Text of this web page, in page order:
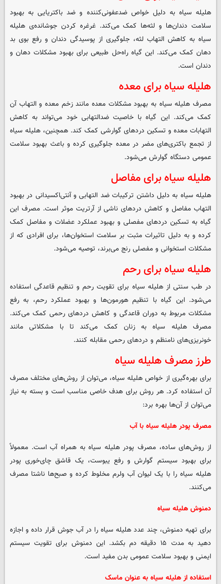
هلیله سیاه به دلیل خواص ضدعفونی‌کننده و ضد باکتریایی به بهبود
سلامت دندان‌ها و لثه‌ها کمک می‌کند. غرغره کردن جوشانده‌ی هلیله
سیاه به کاهش التهاب لثه، جلوگیری از پوسیدگی دندان و رفع بوی بد
دهان کمک می‌کند. این گیاه راه‌حل طبیعی برای بهبود مشکلات دهان و
دندان است.
هلیله سیاه برای معده
مصرف هلیله سیاه به بهبود مشکلات معده مانند زخم معده و التهاب آن
کمک می‌کند. این گیاه با خاصیت ضدالتهابی خود می‌تواند به کاهش
التهابات معده و تسکین دردهای گوارشی کمک کند. همچنین، هلیله سیاه
از تجمع باکتری‌های مضر در معده جلوگیری کرده و باعث بهبود سلامت
عمومی دستگاه گوارش می‌شود.
هلیله سیاه برای مفاصل
هلیله سیاه به دلیل داشتن ترکیبات ضد التهابی و آنتی‌اکسیدانی در بهبود
التهاب مفاصل و کاهش دردهای ناشی از آرتریت موثر است. مصرف این
گیاه به تسکین دردهای مفصلی و بهبود عملکرد عضلات و مفاصل کمک
کرده و به دلیل تاثیرات مثبت بر سلامت استخوان‌ها، برای افرادی که از
مشکلات استخوانی و مفصلی رنج می‌برند، توصیه می‌شود.
هلیله سیاه برای رحم
در طب سنتی از هلیله سیاه برای تقویت رحم و تنظیم قاعدگی استفاده
می‌شود. این گیاه با تنظیم هورمون‌ها و بهبود عملکرد رحم، به رفع
مشکلات مربوط به دوران قاعدگی و کاهش دردهای رحمی کمک می‌کند.
مصرف هلیله سیاه به زنان کمک می‌کند تا با مشکلاتی مانند
خونریزی‌های نامنظم و دردهای رحمی مقابله کنند.
طرز مصرف هلیله سیاه
برای بهره‌گیری از خواص هلیله سیاه، می‌توان از روش‌های مختلف مصرف
آن استفاده کرد. هر روش برای هدف خاصی مناسب است و بسته به نیاز
می‌توان از آن‌ها بهره برد:
مصرف پودر هلیله سیاه با آب
از روش‌های ساده، مصرف پودر هلیله سیاه به همراه آب است. معمولاً
برای بهبود سیستم گوارش و رفع یبوست، یک قاشق چای‌خوری پودر
هلیله سیاه را با یک لیوان آب ولرم مخلوط کرده و صبح‌ها ناشتا مصرف
می‌کنند.
دمنوش هلیله سیاه
برای تهیه دمنوش، چند عدد هلیله سیاه را در آب جوش قرار داده و اجازه
دهید به مدت ۱۵ دقیقه دم بکشد. این دمنوش برای تقویت سیستم
ایمنی و بهبود سلامت عمومی بدن مفید است.
استفاده از هلیله سیاه به عنوان ماسک